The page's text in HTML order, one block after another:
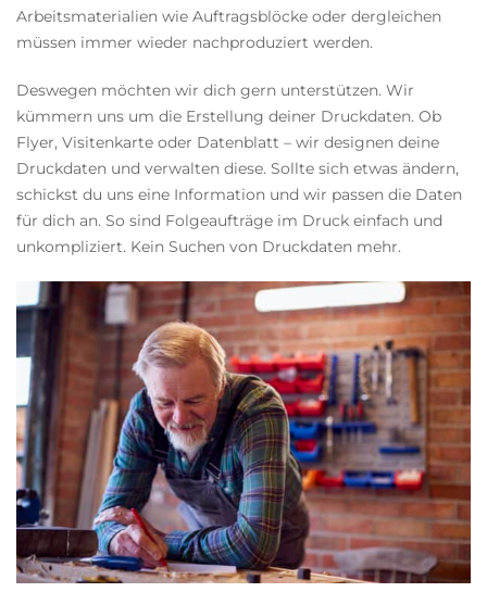
Arbeitsmaterialien wie Auftragsblöcke oder dergleichen
müssen immer wieder nachproduziert werden.
Deswegen möchten wir dich gern unterstützen. Wir
kümmern uns um die Erstellung deiner Druckdaten. Ob
Flyer, Visitenkarte oder Datenblatt – wir designen deine
Druckdaten und verwalten diese. Sollte sich etwas ändern,
schickst du uns eine Information und wir passen die Daten
für dich an. So sind Folgeaufträge im Druck einfach und
unkompliziert. Kein Suchen von Druckdaten mehr.